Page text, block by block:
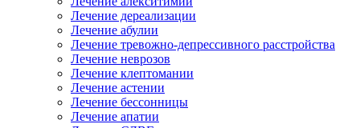
Лечение дереализации
Лечение абулии
Лечение тревожно-депрессивного расстройства
Лечение неврозов
Лечение клептомании
Лечение астении
Лечение бессонницы
Лечение апатии